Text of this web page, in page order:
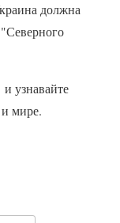
должна
"Северного
узнавайте
мире.